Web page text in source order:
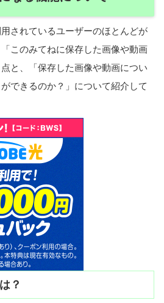
されているユーザーのほとんどが
このみてねに保存した画像や動画
と、「保存した画像や動画につい
できるのか？」について紹介して
？